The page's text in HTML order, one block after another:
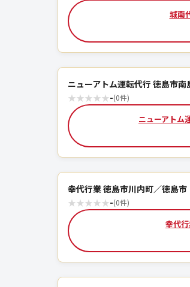
城南
ニューアトム運転代行 徳島市
★★★★★-(0件)
ニューアトム
幸代行業 徳島市川内町／徳島市
★★★★★-(0件)
幸代